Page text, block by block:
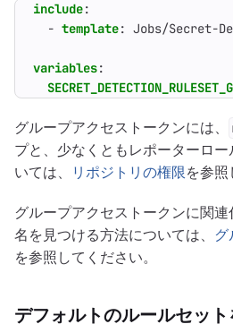
include:
- template: Jobs/Secret-
variables:
グループアクセストークンには、
プと、少なくともレポーターロ
いては、
リポジトリの権限を参照
グループアクセストークンに関
名を見つける方法については、 グ
を参照してください。
デフォルトのルールセッ